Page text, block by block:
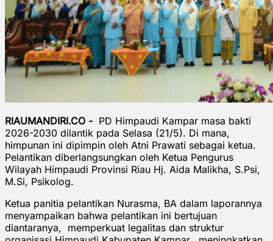
RIAUMANDIRI.CO - PD Himpaudi Kampar masa bakti
2026-2030 dilantik pada Selasa (21/5). Di mana,
himpunan ini dipimpin oleh Atni Prawati sebagai ketua.
Pelantikan diberlangsungkan oleh Ketua Pengurus
Wilayah Himpaudi Provinsi Riau Hj. Aida Malikha, S.Psi,
M.Si, Psikolog.
Ketua panitia pelantikan Nurasma, BA dalam laporannya
menyampaikan bahwa pelantikan ini bertujuan
diantaranya, memperkuat legalitas dan struktur